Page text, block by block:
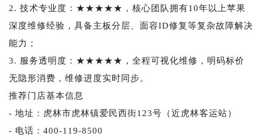
2. 技术专业度：★★★★★，核心团队拥有10年以上苹果
深度维修经验，具备主板分层、面容ID修复等复杂故障解决
能力；
3. 服务透明度：★★★★★，全程可视化维修，明码标价
无隐形消费，维修进度实时同步。
推荐门店基本信息
- 地址：虎林市虎林镇爱民西街123号（近虎林客运站）
- 电话：400-119-8500